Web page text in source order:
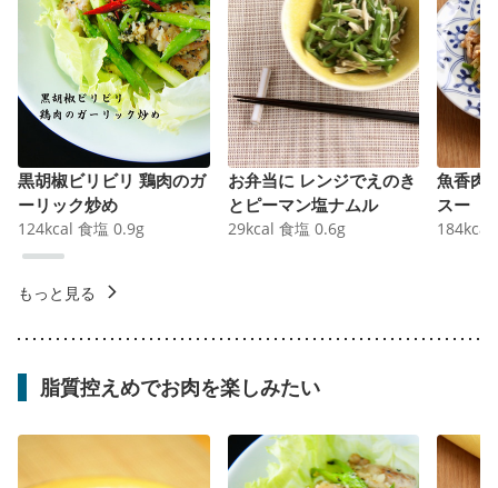
黒胡椒ビリビリ 鶏肉のガ
ーリック炒め
124kcal 食塩 0.9g
お弁当に レンジでえのき
とピーマン塩ナムル
29kcal 食塩 0.6g
魚香肉
スー
184kcal
もっと見る
脂質控えめでお肉を楽しみたい